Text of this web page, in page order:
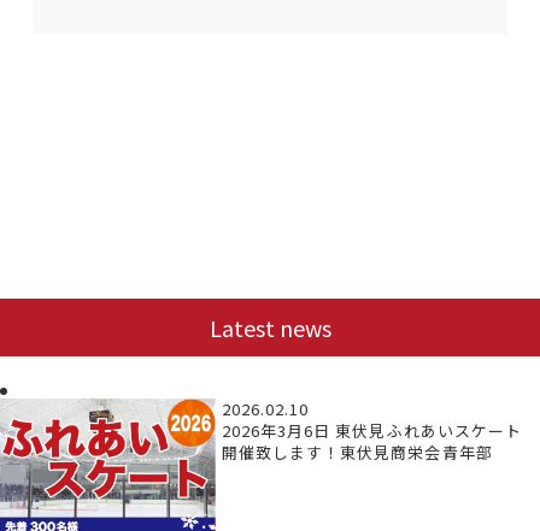
Latest news
2026.02.10
2026年3月6日 東伏見ふれあいスケート
開催致します！東伏見商栄会青年部